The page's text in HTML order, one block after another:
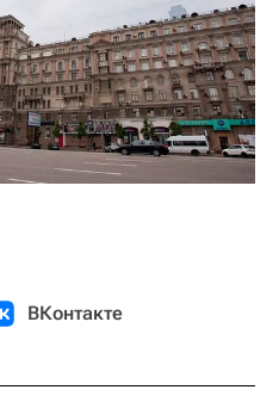
ВКонтакте